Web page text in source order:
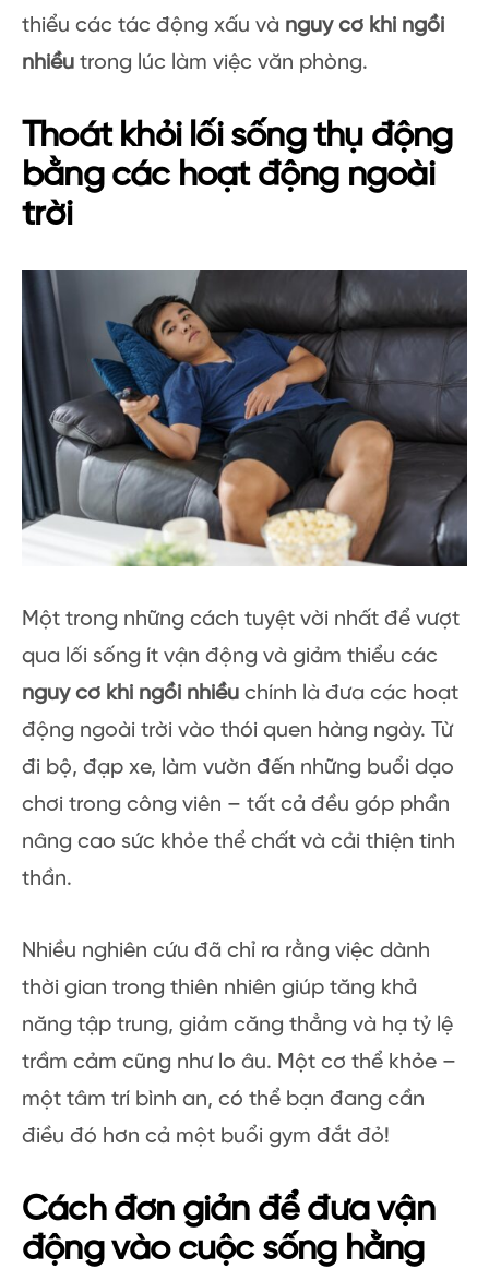
thiểu các tác động xấu và nguy cơ khi ngồi
nhiều trong lúc làm việc văn phòng.
Thoát khỏi lối sống thụ động
bằng các hoạt động ngoài
trời
Một trong những cách tuyệt vời nhất để vượt
qua lối sống ít vận động và giảm thiểu các
nguy cơ khi ngồi nhiều chính là đưa các hoạt
động ngoài trời vào thói quen hàng ngày. Từ
đi bộ, đạp xe, làm vườn đến những buổi dạo
chơi trong công viên – tất cả đều góp phần
nâng cao sức khỏe thể chất và cải thiện tinh
thần.
Nhiều nghiên cứu đã chỉ ra rằng việc dành
thời gian trong thiên nhiên giúp tăng khả
năng tập trung, giảm căng thẳng và hạ tỷ lệ
trầm cảm cũng như lo âu. Một cơ thể khỏe –
một tâm trí bình an, có thể bạn đang cần
điều đó hơn cả một buổi gym đắt đỏ!
Cách đơn giản để đưa vận
động vào cuộc sống hằng